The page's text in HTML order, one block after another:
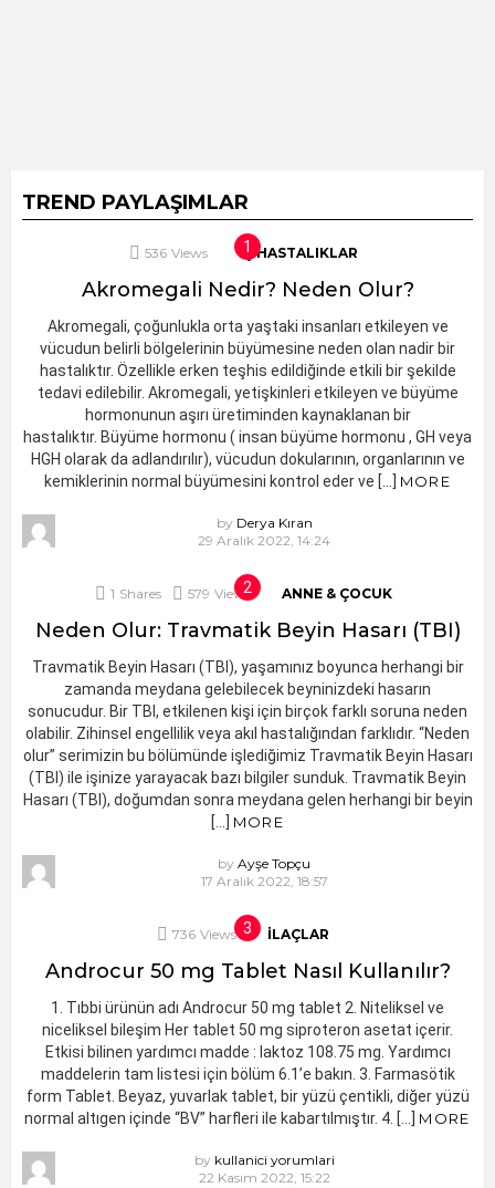
TREND PAYLAŞIMLAR
536 Views İÇ HASTALIKLAR
Akromegali Nedir? Neden Olur?
Akromegali, çoğunlukla orta yaştaki insanları etkileyen ve
vücudun belirli bölgelerinin büyümesine neden olan nadir bir
hastalıktır. Özellikle erken teşhis edildiğinde etkili bir şekilde
tedavi edilebilir. Akromegali, yetişkinleri etkileyen ve büyüme
hormonunun aşırı üretiminden kaynaklanan bir
hastalıktır. Büyüme hormonu ( insan büyüme hormonu , GH veya
HGH olarak da adlandırılır), vücudun dokularının, organlarının ve
kemiklerinin normal büyümesini kontrol eder ve […] MORE
by Derya Kıran
29 Aralık 2022, 14:24
1 Shares 579 Views ANNE & ÇOCUK
Neden Olur: Travmatik Beyin Hasarı (TBI)
Travmatik Beyin Hasarı (TBI), yaşamınız boyunca herhangi bir
zamanda meydana gelebilecek beyninizdeki hasarın
sonucudur. Bir TBI, etkilenen kişi için birçok farklı soruna neden
olabilir. Zihinsel engellilik veya akıl hastalığından farklıdır. “Neden
olur” serimizin bu bölümünde işlediğimiz Travmatik Beyin Hasarı
(TBI) ile işinize yarayacak bazı bilgiler sunduk. Travmatik Beyin
Hasarı (TBI), doğumdan sonra meydana gelen herhangi bir beyin
[…] MORE
by Ayşe Topçu
17 Aralık 2022, 18:57
736 Views İLAÇLAR
Androcur 50 mg Tablet Nasıl Kullanılır?
1. Tıbbi ürünün adı Androcur 50 mg tablet 2. Niteliksel ve
niceliksel bileşim Her tablet 50 mg siproteron asetat içerir.
Etkisi bilinen yardımcı madde : laktoz 108.75 mg. Yardımcı
maddelerin tam listesi için bölüm 6.1’e bakın. 3. Farmasötik
form Tablet. Beyaz, yuvarlak tablet, bir yüzü çentikli, diğer yüzü
normal altıgen içinde “BV” harfleri ile kabartılmıştır. 4. […] MORE
by kullanici yorumlari
22 Kasım 2022, 15:22